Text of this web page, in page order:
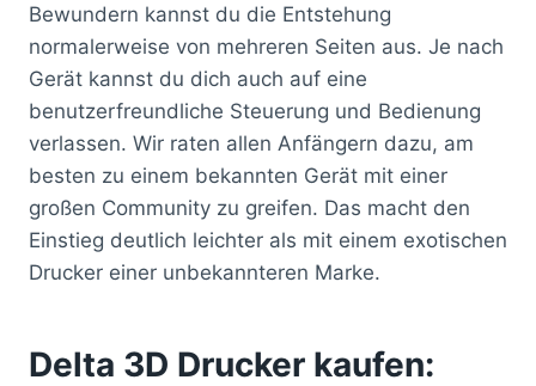
Bewundern kannst du die Entstehung
normalerweise von mehreren Seiten aus. Je nach
Gerät kannst du dich auch auf eine
benutzerfreundliche Steuerung und Bedienung
verlassen. Wir raten allen Anfängern dazu, am
besten zu einem bekannten Gerät mit einer
großen Community zu greifen. Das macht den
Einstieg deutlich leichter als mit einem exotischen
Drucker einer unbekannteren Marke.
Delta 3D Drucker kaufen: